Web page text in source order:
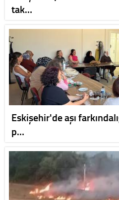
tak…
Eskişehir'de aşı
p…